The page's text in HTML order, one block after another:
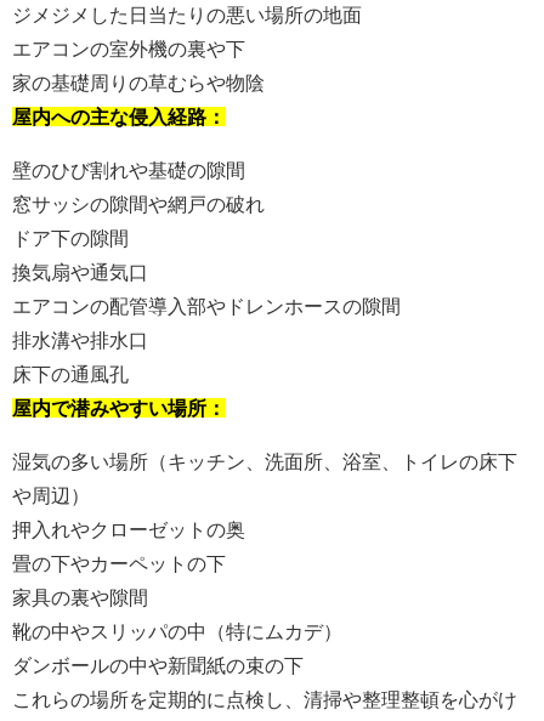
ジメジメした日当たりの悪い場所の地面
エアコンの室外機の裏や下
家の基礎周りの草むらや物陰
屋内への主な侵入経路：
壁のひび割れや基礎の隙間
窓サッシの隙間や網戸の破れ
ドア下の隙間
換気扇や通気口
エアコンの配管導入部やドレンホースの隙間
排水溝や排水口
床下の通風孔
屋内で潜みやすい場所：
湿気の多い場所（キッチン、洗面所、浴室、トイレの床下
や周辺）
押入れやクローゼットの奥
畳の下やカーペットの下
家具の裏や隙間
靴の中やスリッパの中（特にムカデ）
ダンボールの中や新聞紙の束の下
これらの場所を定期的に点検し、清掃や整理整頓を心がけ